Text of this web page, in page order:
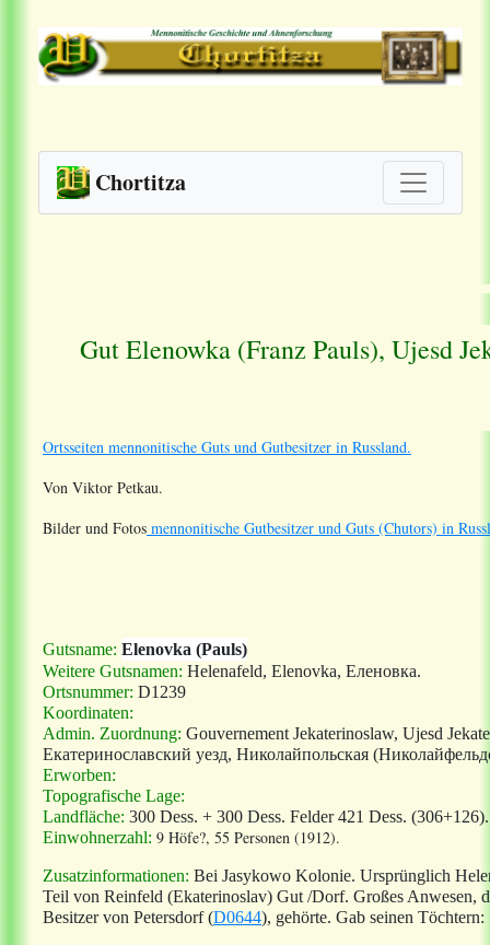
Chortitza
Gut Elenowka (Franz Pauls), Ujesd
Ortsseiten mennonitische Guts und Gutbesitzer in Russland.
Von Viktor Petkau.
Bilder und Fotos mennonitische Gutbesitzer und Guts (Chutors) in
Gutsname: Elenovka (Pauls)
Weitere Gutsnamen: Helenafeld, Elenovka, Еленовка.
Ortsnummer: D1239
Koordinaten:
Admin. Zuordnung: Gouvernement Jekaterinoslaw, Ujesd
Екатеринославский уезд, Николайпольская
Erworben:
Topografische Lage:
Landfläche: 300 Dess. + 300 Dess. Felder 421 Dess. (306+126).
Einwohnerzahl: 9 Höfe?, 55 Personen (1912).
Zusatzinformationen: Bei Jasykowo Kolonie. Ursprünglich
Teil von Reinfeld (Ekaterinoslav) Gut /Dorf. Großes Anwesen,
Besitzer von Petersdorf (D0644), gehörte. Gab seinen Töchtern: